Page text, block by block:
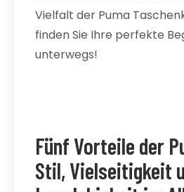
Vielfalt der Puma
finden Sie Ihre perfekte
unterwegs!
Fünf Vorteile der
Stil, Vielseitigkeit